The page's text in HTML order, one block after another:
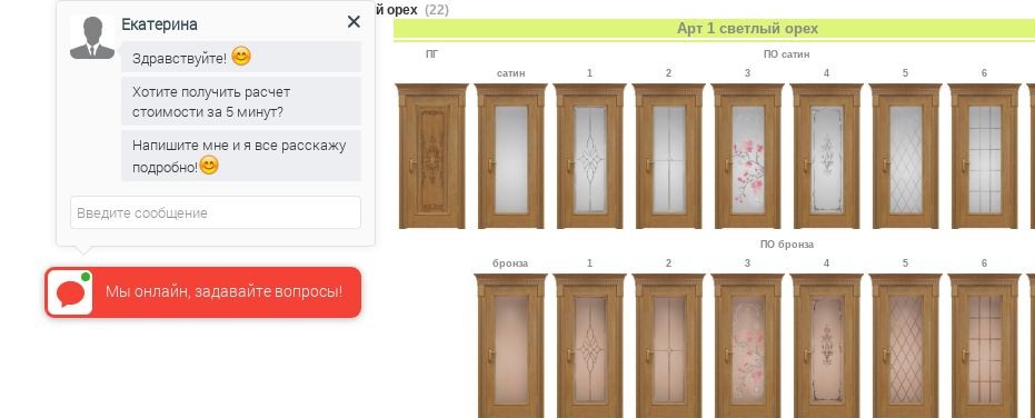
светлый орех (22)
Арт 1 светлый орех
ПГ
ПО сатин
сатин
1 2 3 4 5 6
ПО бронза
бронза
1 2 3 4 5 6
Мы онлайн, задавайте вопросы!
Екатерина
Здравствуйте!
Хотите получить расчет
стоимости за 5 минут?
Напишите мне и я все расскажу
подробно!